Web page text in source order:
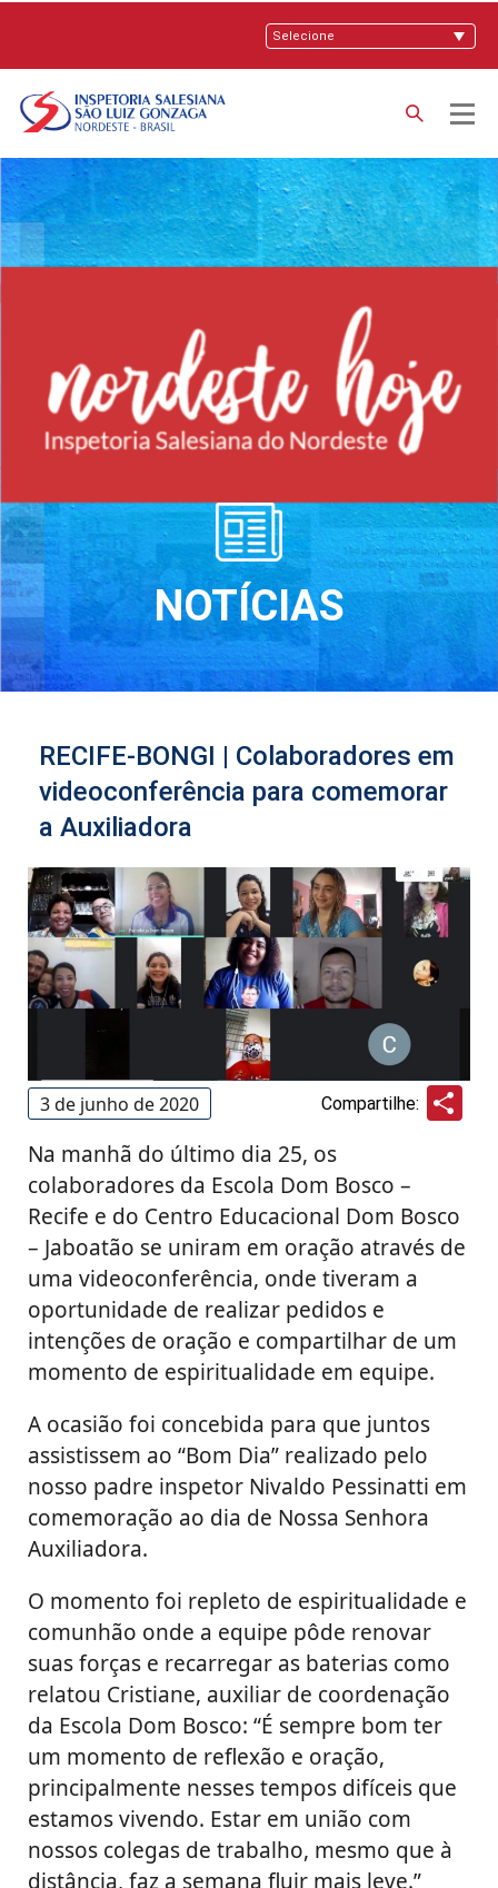
NOTÍCIAS
RECIFE-BONGI | Colaboradores em
videoconferência para comemorar
a Auxiliadora
3 de junho de 2020 Compartilhe:
Na manhã do último dia 25, os
colaboradores da Escola Dom Bosco –
Recife e do Centro Educacional Dom Bosco
– Jaboatão se uniram em oração através de
uma videoconferência, onde tiveram a
oportunidade de realizar pedidos e
intenções de oração e compartilhar de um
momento de espiritualidade em equipe.
A ocasião foi concebida para que juntos
assistissem ao “Bom Dia” realizado pelo
nosso padre inspetor Nivaldo Pessinatti em
comemoração ao dia de Nossa Senhora
Auxiliadora.
O momento foi repleto de espiritualidade e
comunhão onde a equipe pôde renovar
suas forças e recarregar as baterias como
relatou Cristiane, auxiliar de coordenação
da Escola Dom Bosco: “É sempre bom ter
um momento de reflexão e oração,
principalmente nesses tempos difíceis que
estamos vivendo. Estar em união com
nossos colegas de trabalho, mesmo que à
distância, faz a semana fluir mais leve.”